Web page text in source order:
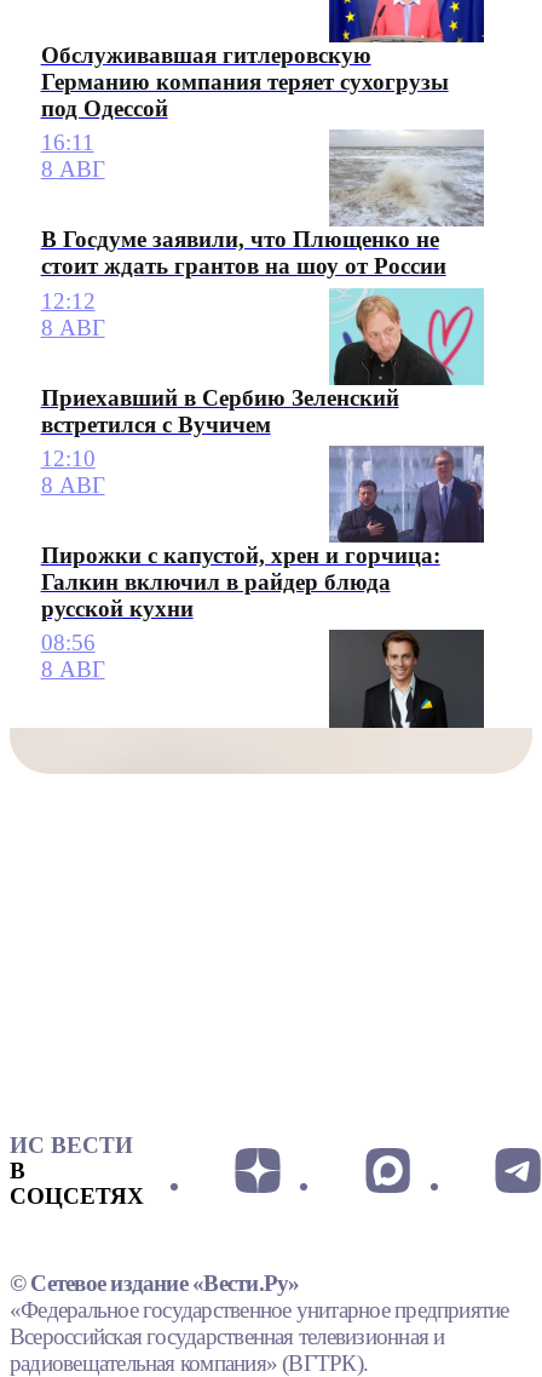
Обслуживавшая гитлеровскую
Германию компания теряет сухогрузы
под Одессой
16:11
8 АВГ
В Госдуме заявили, что Плющенко не
стоит ждать грантов на шоу от России
12:12
8 АВГ
Приехавший в Сербию Зеленский
встретился с Вучичем
12:10
8 АВГ
Пирожки с капустой, хрен и горчица:
Галкин включил в райдер блюда
русской кухни
08:56
8 АВГ
ИС ВЕСТИ
В
СОЦСЕТЯХ
© Сетевое издание «Вести.Ру»
«Федеральное государственное унитарное предприятие
Всероссийская государственная телевизионная и
радиовещательная компания» (ВГТРК).